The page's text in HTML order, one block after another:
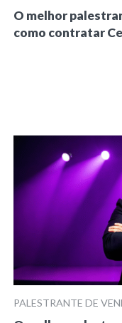
O melhor
como contratar
PALESTRANTE DE